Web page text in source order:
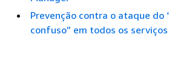
Prevenção contra o ataque do
confuso” em todos os serviços